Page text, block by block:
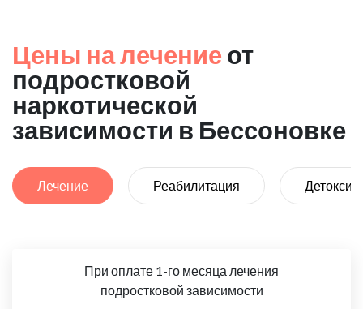
Цены на лечение от
подростковой
наркотической
зависимости в Бессоновке
Лечение Реабилитация
При оплате 1-го месяца лечения
подростковой зависимости